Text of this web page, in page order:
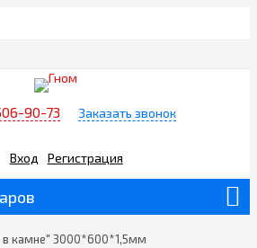
90-73 Заказать звонок
Вход Регистрация
в камне" 3000*600*1,5мм